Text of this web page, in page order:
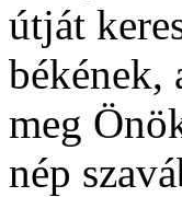
útját
békének,
meg
nép